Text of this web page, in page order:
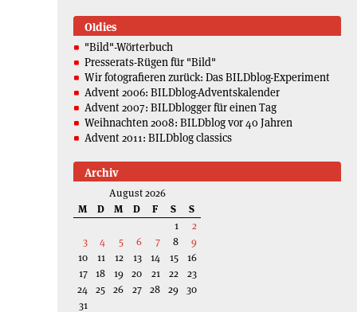
Oldies
"Bild"-Wörterbuch
Presserats-Rügen für "Bild"
Wir fotografieren zurück: Das BILDblog-Experiment
Advent 2006: BILDblog-Adventskalender
Advent 2007: BILDblogger für einen Tag
Weihnachten 2008: BILDblog vor 40 Jahren
Advent 2011: BILDblog classics
Archiv
August 2026
M
D M D F S
S
1
2
3
4 5 6 7 8
9
10
11 12 13 14 15
16
17 18 19 20 21 22
23
24 25 26 27 28 29 30
31